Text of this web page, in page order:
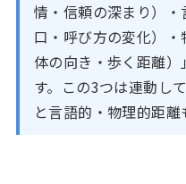
情・信頼の深まり）
口・呼び方の変化）・
体の向き・歩く距離
す。この3つは連動し
と言語的・物理的距離